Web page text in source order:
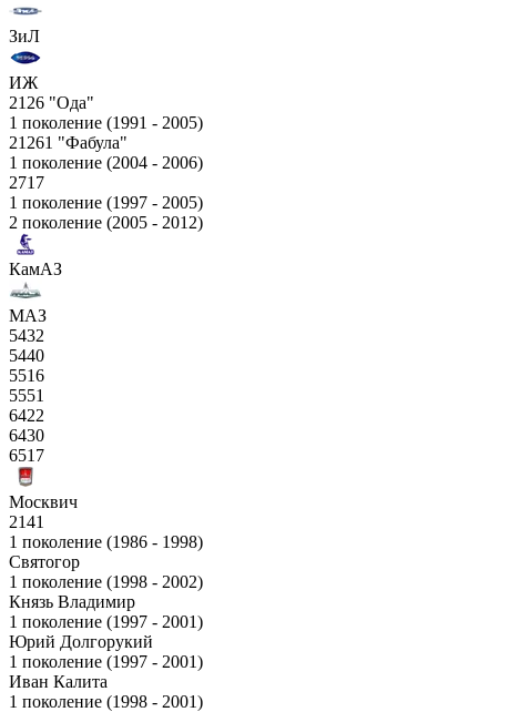
ЗиЛ
ИЖ
2126 "Ода"
1 поколение (1991 - 2005)
21261 "Фабула"
1 поколение (2004 - 2006)
2717
1 поколение (1997 - 2005)
2 поколение (2005 - 2012)
КамАЗ
МАЗ
5432
5440
5516
5551
6422
6430
6517
Москвич
2141
1 поколение (1986 - 1998)
Святогор
1 поколение (1998 - 2002)
Князь Владимир
1 поколение (1997 - 2001)
Юрий Долгорукий
1 поколение (1997 - 2001)
Иван Калита
1 поколение (1998 - 2001)